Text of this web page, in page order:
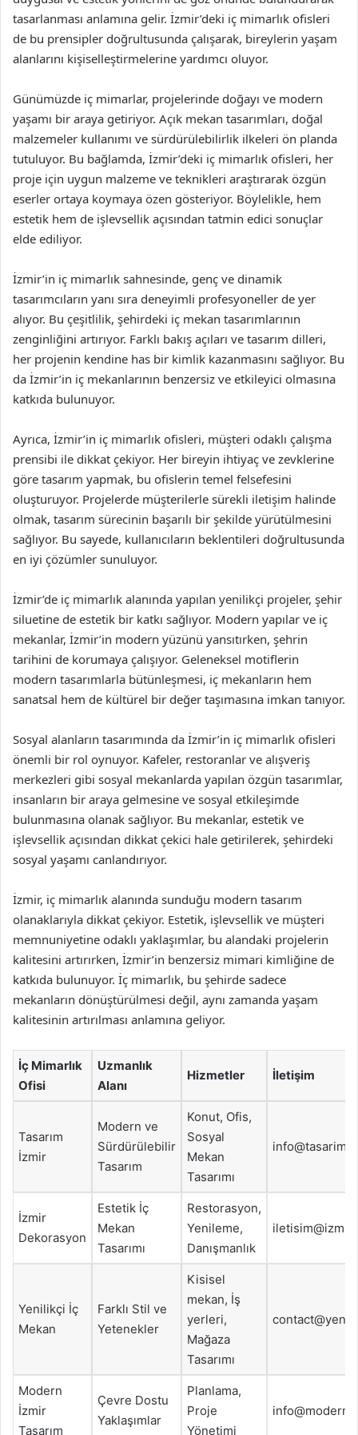
tasarlanması anlamına gelir. İzmir’deki iç mimarlık ofisleri
de bu prensipler doğrultusunda çalışarak, bireylerin yaşam
alanlarını kişiselleştirmelerine yardımcı oluyor.
Günümüzde iç mimarlar, projelerinde doğayı ve modern
yaşamı bir araya getiriyor. Açık mekan tasarımları, doğal
malzemeler kullanımı ve sürdürülebilirlik ilkeleri ön planda
tutuluyor. Bu bağlamda, İzmir’deki iç mimarlık ofisleri, her
proje için uygun malzeme ve teknikleri araştırarak özgün
eserler ortaya koymaya özen gösteriyor. Böylelikle, hem
estetik hem de işlevsellik açısından tatmin edici sonuçlar
elde ediliyor.
İzmir’in iç mimarlık sahnesinde, genç ve dinamik
tasarımcıların yanı sıra deneyimli profesyoneller de yer
alıyor. Bu çeşitlilik, şehirdeki iç mekan tasarımlarının
zenginliğini artırıyor. Farklı bakış açıları ve tasarım dilleri,
her projenin kendine has bir kimlik kazanmasını sağlıyor. Bu
da İzmir’in iç mekanlarının benzersiz ve etkileyici olmasına
katkıda bulunuyor.
Ayrıca, İzmir’in iç mimarlık ofisleri, müşteri odaklı çalışma
prensibi ile dikkat çekiyor. Her bireyin ihtiyaç ve zevklerine
göre tasarım yapmak, bu ofislerin temel felsefesini
oluşturuyor. Projelerde müşterilerle sürekli iletişim halinde
olmak, tasarım sürecinin başarılı bir şekilde yürütülmesini
sağlıyor. Bu sayede, kullanıcıların beklentileri doğrultusunda
en iyi çözümler sunuluyor.
İzmir’de iç mimarlık alanında yapılan yenilikçi projeler, şehir
siluetine de estetik bir katkı sağlıyor. Modern yapılar ve iç
mekanlar, İzmir’in modern yüzünü yansıtırken, şehrin
tarihini de korumaya çalışıyor. Geleneksel motiflerin
modern tasarımlarla bütünleşmesi, iç mekanların hem
sanatsal hem de kültürel bir değer taşımasına imkan tanıyor.
Sosyal alanların tasarımında da İzmir’in iç mimarlık ofisleri
önemli bir rol oynuyor. Kafeler, restoranlar ve alışveriş
merkezleri gibi sosyal mekanlarda yapılan özgün tasarımlar,
insanların bir araya gelmesine ve sosyal etkileşimde
bulunmasına olanak sağlıyor. Bu mekanlar, estetik ve
işlevsellik açısından dikkat çekici hale getirilerek, şehirdeki
sosyal yaşamı canlandırıyor.
İzmir, iç mimarlık alanında sunduğu modern tasarım
olanaklarıyla dikkat çekiyor. Estetik, işlevsellik ve müşteri
memnuniyetine odaklı yaklaşımlar, bu alandaki projelerin
kalitesini artırırken, İzmir’in benzersiz mimari kimliğine de
katkıda bulunuyor. İç mimarlık, bu şehirde sadece
mekanların dönüştürülmesi değil, aynı zamanda yaşam
kalitesinin artırılması anlamına geliyor.
İç Mimarlık
Ofisi
Uzmanlık
Alanı
Hizmetler İletişim
Tasarım
İzmir
Modern ve
Sürdürülebilir
Tasarım
Konut, Ofis,
Sosyal
Mekan
Tasarımı
İzmir
Dekorasyon
Estetik İç
Mekan
Tasarımı
Restorasyon,
Yenileme,
Danışmanlık
Yenilikçi İç
Mekan
Farklı Stil ve
Yetenekler
Kisisel
mekan, İş
yerleri,
Mağaza
Tasarımı
Modern
İzmir
Tasarım
Çevre Dostu
Yaklaşımlar
Planlama,
Proje
Yönetimi